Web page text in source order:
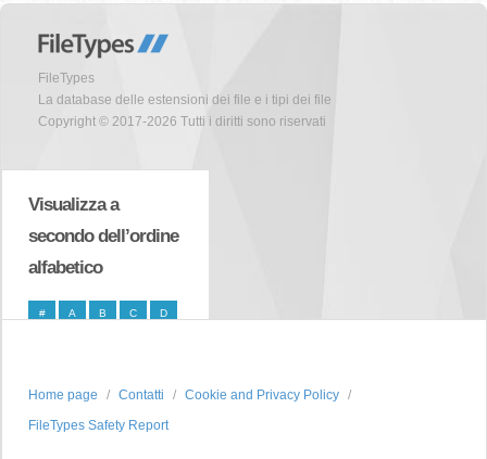
FileTypes
La database delle estensioni dei file e i tipi dei file
Copyright © 2017-2026 Tutti i diritti sono riservati
Visualizza a
secondo dell’ordine
alfabetico
# A B C D
O P Q R S
Home page Contatti
Cookie and Privacy Policy
FileTypes Safety Report